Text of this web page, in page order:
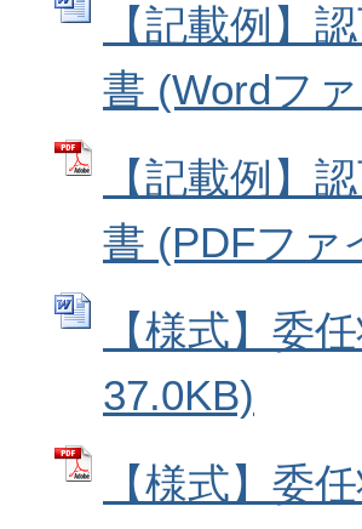
【記載例】
書 (Wordフ
【記載例】
書 (PDFファ
【様式】委
37.0KB)
【様式】委